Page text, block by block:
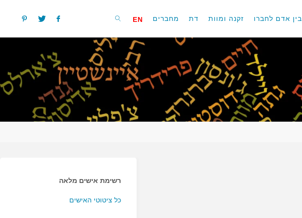
בין אדם לחברו זקנה ומוות דת מחברים EN
רשימת אישים מלאה
כל ציטוטי האישים